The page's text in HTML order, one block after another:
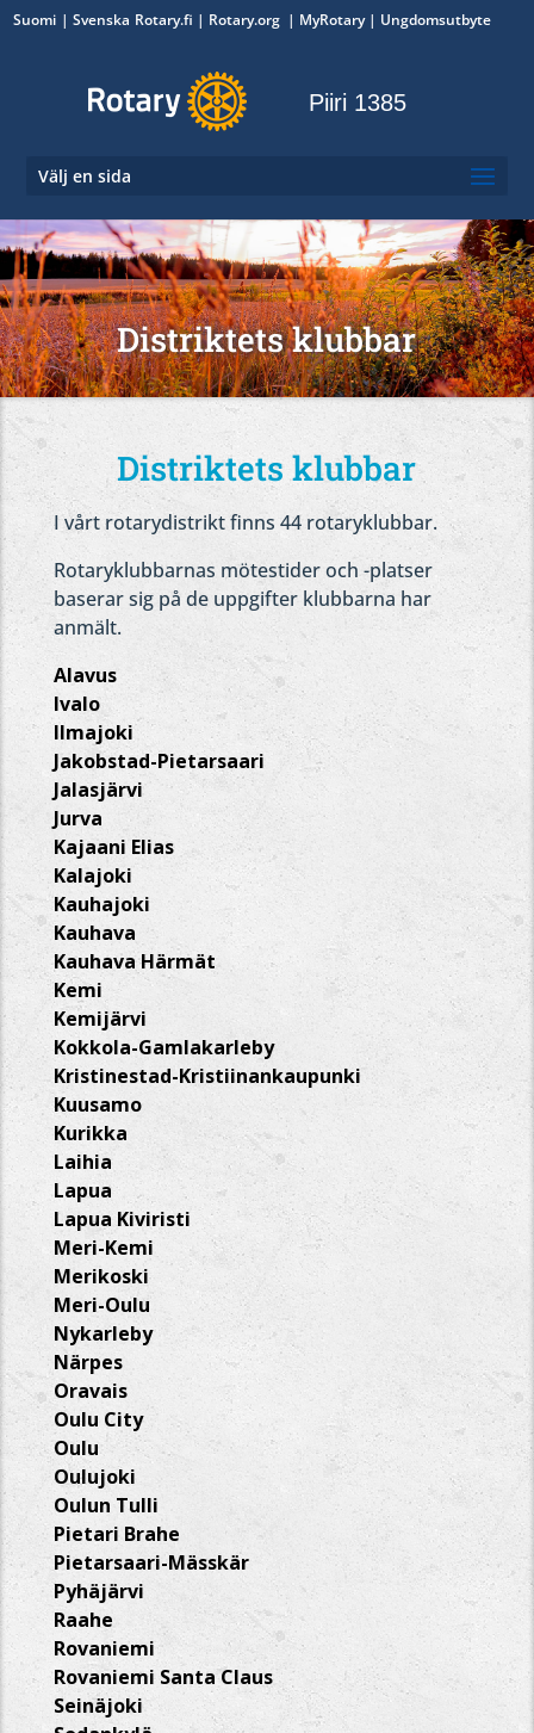
Suomi Svenska Rotary.fi | Rotary.org | MyRotary| Ungdomsutbyte
Piiri 1385
Välj en sida
Distriktets klubbar
Distriktets klubbar
I vårt rotarydistrikt finns 44 rotaryklubbar.
Rotaryklubbarnas mötestider och -platser
baserar sig på de uppgifter klubbarna har
anmält.
Alavus
Ivalo
Ilmajoki
Jakobstad-Pietarsaari
Jalasjärvi
Jurva
Kajaani Elias
Kalajoki
Kauhajoki
Kauhava
Kauhava Härmät
Kemi
Kemijärvi
Kokkola-Gamlakarleby
Kristinestad-Kristiinankaupunki
Kuusamo
Kurikka
Laihia
Lapua
Lapua Kiviristi
Meri-Kemi
Merikoski
Meri-Oulu
Nykarleby
Närpes
Oravais
Oulu City
Oulu
Oulujoki
Oulun Tulli
Pietari Brahe
Pietarsaari-Mässkär
Pyhäjärvi
Raahe
Rovaniemi
Rovaniemi Santa Claus
Seinäjoki